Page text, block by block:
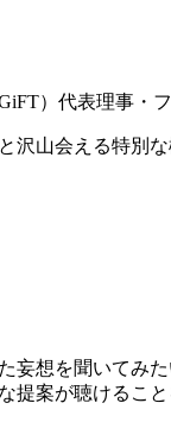
）代表理事・
沢山会える特別
妄想を聞いてみ
提案が聴けるこ